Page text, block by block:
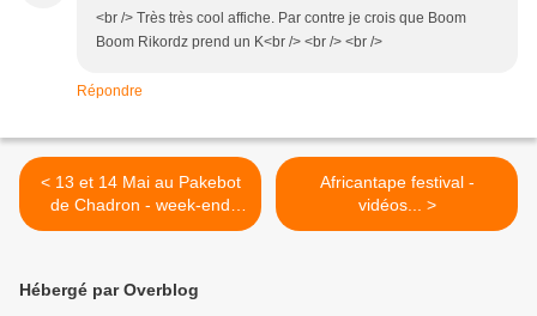
<br /> Très très cool affiche. Par contre je crois que Boom
Boom Rikordz prend un K<br /> <br /> <br />
Répondre
< 13 et 14 Mai au Pakebot
de Chadron - week-end
ethno jazz et punk!
Africantape festival -
vidéos... >
Hébergé par Overblog